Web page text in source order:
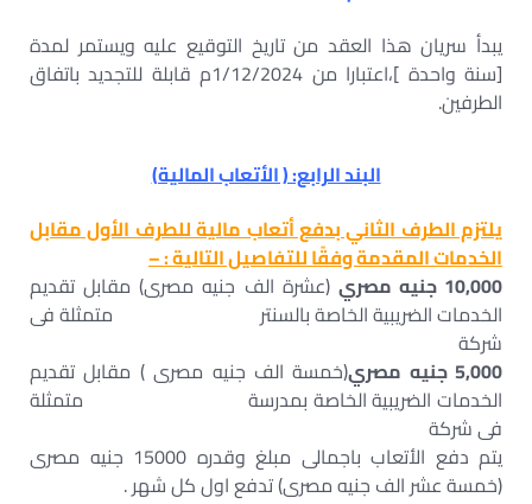
يبدأ سريان هذا العقد من تاريخ التوقيع عليه ويستمر لمدة
[سنة واحدة ]،اعتبارا من 1/12/2024م قابلة للتجديد باتفاق
الطرفين.
البند الرابع: ( الأتعاب المالية)
يلتزم الطرف الثاني بدفع أتعاب مالية للطرف الأول مقابل
الخدمات المقدمة وفقًا للتفاصيل التالية: –
10,000 جنيه مصري (عشرة الف جنيه مصرى) مقابل تقديم
الخدمات الضريبية الخاصة بالسنتر متمثلة فى
شركة
5,000 جنيه مصري(خمسة الف جنيه مصرى ) مقابل تقديم
الخدمات الضريبية الخاصة بمدرسة متمثلة
فى شركة
يتم دفع الأتعاب باجمالى مبلغ وقدره 15000 جنيه مصرى
(خمسة عشر الف جنيه مصرى) تدفع اول كل شهر .